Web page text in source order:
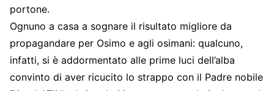
portone.
Ognuno a casa a sognare il risultato migliore da
propagandare per Osimo e agli osimani: qualcuno,
infatti, si è addormentato alle prime luci dell’alba
convinto di aver ricucito lo strappo con il Padre nobile